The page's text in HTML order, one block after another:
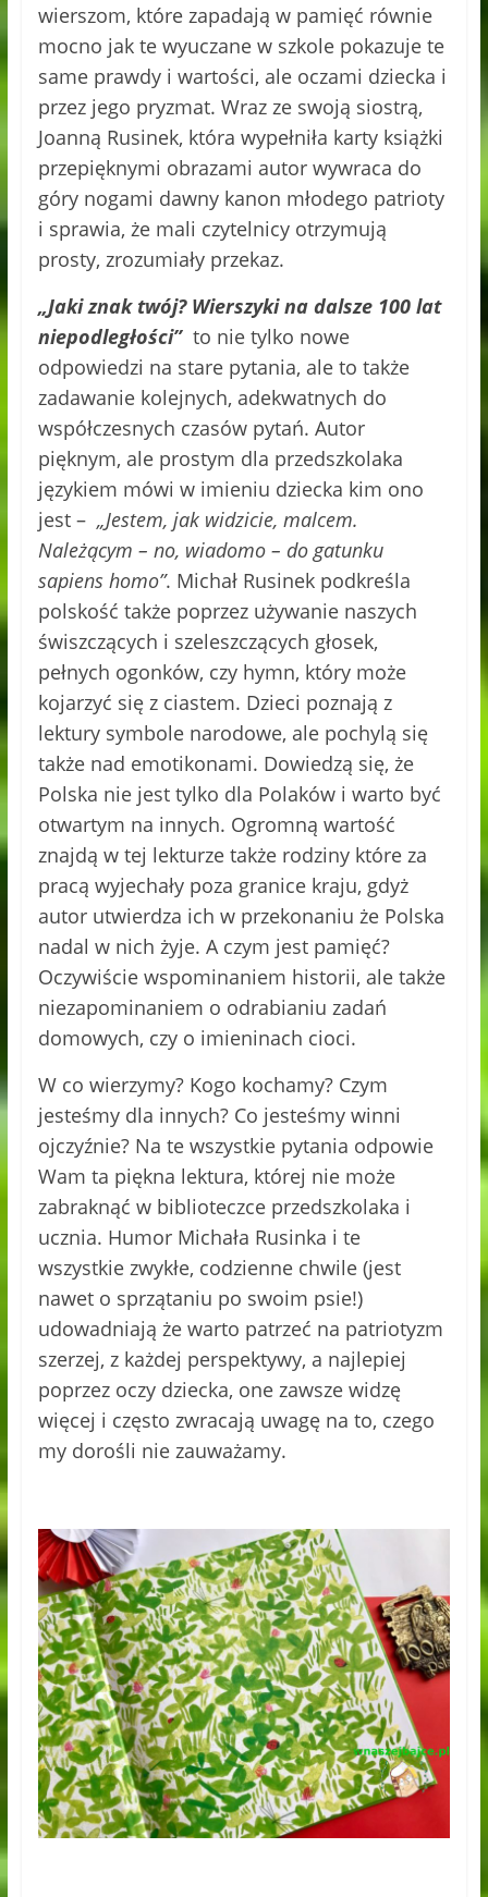
wierszom, które zapadają w pamięć równie
mocno jak te wyuczane w szkole pokazuje te
same prawdy i wartości, ale oczami dziecka i
przez jego pryzmat. Wraz ze swoją siostrą,
Joanną Rusinek, która wypełniła karty książki
przepięknymi obrazami autor wywraca do
góry nogami dawny kanon młodego patrioty
i sprawia, że mali czytelnicy otrzymują
prosty, zrozumiały przekaz.
„Jaki znak twój? Wierszyki na dalsze 100 lat
niepodległości” to nie tylko nowe
odpowiedzi na stare pytania, ale to także
zadawanie kolejnych, adekwatnych do
współczesnych czasów pytań. Autor
pięknym, ale prostym dla przedszkolaka
językiem mówi w imieniu dziecka kim ono
jest – „Jestem, jak widzicie, malcem.
Należącym – no, wiadomo – do gatunku
sapiens homo”. Michał Rusinek podkreśla
polskość także poprzez używanie naszych
świszczących i szeleszczących głosek,
pełnych ogonków, czy hymn, który może
kojarzyć się z ciastem. Dzieci poznają z
lektury symbole narodowe, ale pochylą się
także nad emotikonami. Dowiedzą się, że
Polska nie jest tylko dla Polaków i warto być
otwartym na innych. Ogromną wartość
znajdą w tej lekturze także rodziny które za
pracą wyjechały poza granice kraju, gdyż
autor utwierdza ich w przekonaniu że Polska
nadal w nich żyje. A czym jest pamięć?
Oczywiście wspominaniem historii, ale także
niezapominaniem o odrabianiu zadań
domowych, czy o imieninach cioci.
W co wierzymy? Kogo kochamy? Czym
jesteśmy dla innych? Co jesteśmy winni
ojczyźnie? Na te wszystkie pytania odpowie
Wam ta piękna lektura, której nie może
zabraknąć w biblioteczce przedszkolaka i
ucznia. Humor Michała Rusinka i te
wszystkie zwykłe, codzienne chwile (jest
nawet o sprzątaniu po swoim psie!)
udowadniają że warto patrzeć na patriotyzm
szerzej, z każdej perspektywy, a najlepiej
poprzez oczy dziecka, one zawsze widzę
więcej i często zwracają uwagę na to, czego
my dorośli nie zauważamy.